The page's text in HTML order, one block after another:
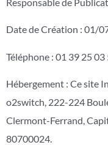
Date de Création : 01/
Téléphone : 01 39 25 03
Hébergement : Ce site
o2switch, 222-224
Clermont-Ferrand,
80700024.